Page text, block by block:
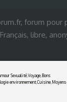
forum
libre,
Sexualité Voyage Bons
environnementCuisine Moyens